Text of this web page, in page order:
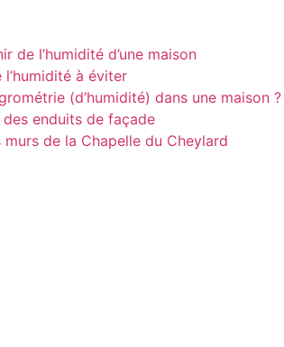
de l’humidité d’une maison
à éviter
(d’humidité) dans une maison ?
enduits de façade
de la Chapelle du Cheylard